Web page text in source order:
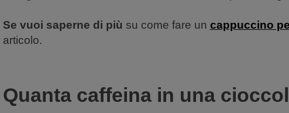
Se vuoi saperne di più su come fare un cappuccino
articolo.
Quanta caffeina in una